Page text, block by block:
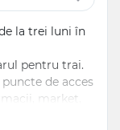
la trei luni în
pentru trai.
de acces
market,